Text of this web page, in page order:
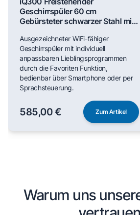
Geschirrspüler 60 cm
Gebürsteter schwarzer Stahl mit
Ausgezeichneter WiFi-fähiger
Geschirrspüler mit individuell
anpassbaren Lieblingsprogrammen
durch die Favoriten Funktion,
bedienbar über Smartphone oder per
Sprachsteuerung.
585,00 € Zum Artikel
Warum uns